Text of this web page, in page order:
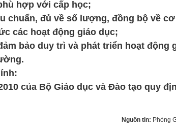
hợp với cấp học;
chuẩn, đủ về số lượng, đồng bộ về
các hoạt động giáo dục;
bảo duy trì và phát triển hoạt động
của Bộ Giáo dục và Đào tạo quy
Nguồn tin: Phòng